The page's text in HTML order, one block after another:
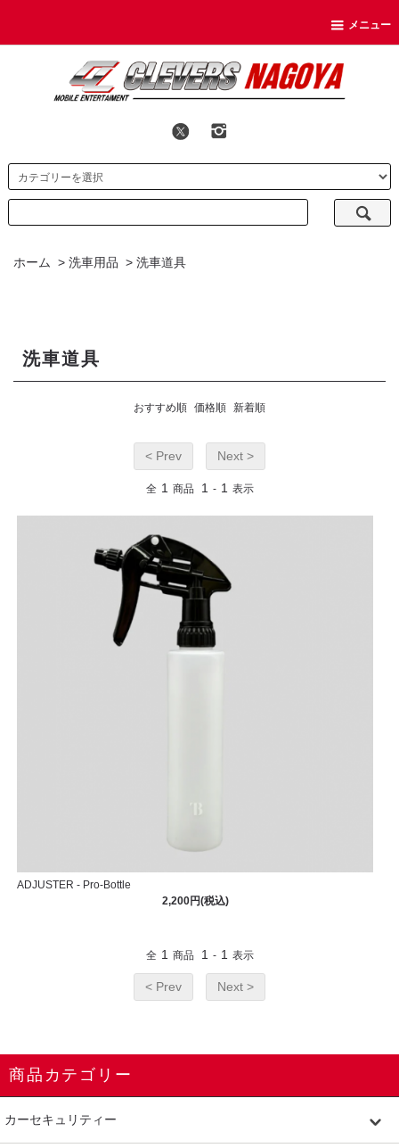
メニュー
ホーム > 洗車用品 > 洗車道具
洗車道具
おすすめ順 価格順 新着順
< Prev Next >
全 1 商品 1 - 1 表示
ADJUSTER - Pro-Bottle
2,200円(税込)
全 1 商品 1 - 1 表示
< Prev Next >
商品カテゴリー
カーセキュリティー